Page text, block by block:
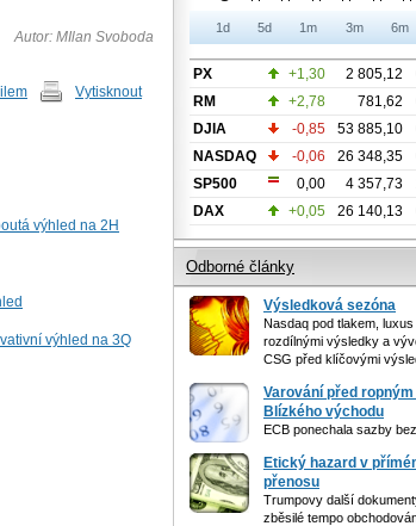
Autor: MIlan Svoboda
Vytisknout
výhled na 2H
výhled na 3Q
1d 5d 1m 3m 6m
PX +1,30 2 805,12
RM
+2,78 781,62
DJIA
-0,85 53 885,10
NASDAQ
-0,06 26 348,35
SP500
0,00 4 357,73
DAX
+0,05 26 140,13
Odborné články
Výsledková sezóna
Nasdaq pod tlakem, luxus
rozdílnými výsledky a
CSG před klíčovými
Varování před
Blízkého východu
ECB ponechala sazby
Etický hazard v
přenosu
Trumpovy další
zběsilé tempo